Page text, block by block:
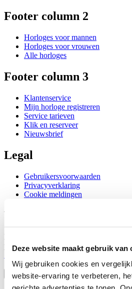
Deze website maakt gebruik van
Wij gebruiken cookies en
website-ervaring te verbeteren,
Footer column 2
Horloges voor mannen
Horloges voor vrouwen
Alle horloges
Footer column 3
Klantenservice
Mijn horloge registreren
Service tarieven
Klik en reserveer
Nieuwsbrief
Legal
Gebruikersvoorwaarden
Privacyverklaring
Cookie meldingen
Word lid van de
Meld je aan en ontvang exclusieve
productrecensies
Selecteer een land/regio
Taalkeuze